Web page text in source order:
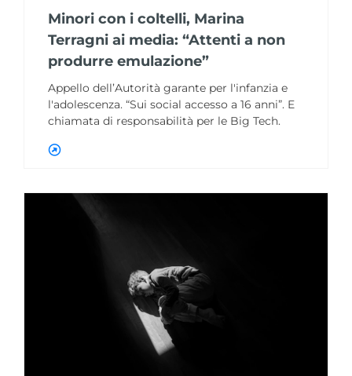
Minori con i coltelli, Marina
Terragni ai media: “Attenti a non
produrre emulazione”
Appello dell’Autorità garante per l'infanzia e
l'adolescenza. “Sui social accesso a 16 anni”. E
chiamata di responsabilità per le Big Tech.